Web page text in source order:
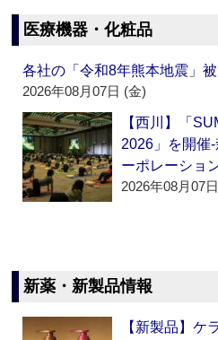
医療機器・化粧品
各社の「令和8年熊本地震」
2026年08月07日 (金)
【西川】「
2026」を開催
ーポレーショ
2026年08月07
新薬・新製品情報
【新製品】ケ